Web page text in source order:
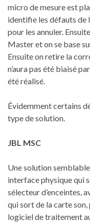
micro de mesure est
identifie les défauts de
pour les annuler.
Master et on se base
Ensuite on retire la
n’aura pas été biaisé
été réalisé.
Évidemment certains
type de solution.
JBL MSC
Une solution
interface physique qui
sélecteur d’enceintes,
qui sort de la carte son,
logiciel de traitement